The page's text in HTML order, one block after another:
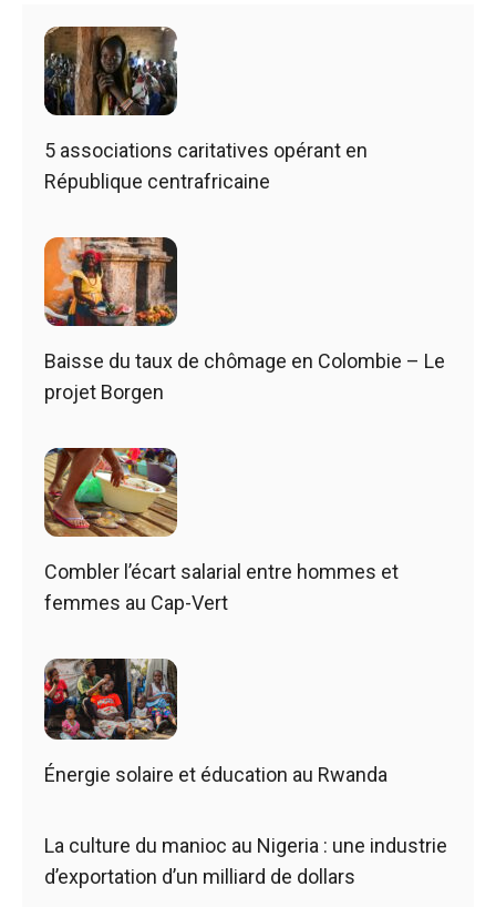
5 associations caritatives opérant en
République centrafricaine
Baisse du taux de chômage en Colombie – Le
projet Borgen
Combler l’écart salarial entre hommes et
femmes au Cap-Vert
Énergie solaire et éducation au Rwanda
La culture du manioc au Nigeria : une industrie
d’exportation d’un milliard de dollars